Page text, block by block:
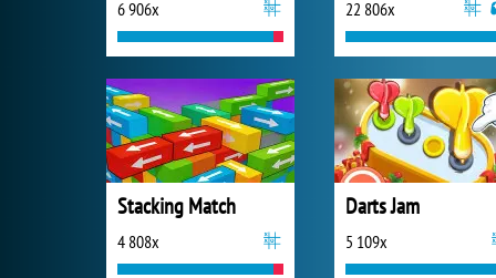
6 906x 22 806x
Stacking Match
4 808x
Darts Jam
5 109x